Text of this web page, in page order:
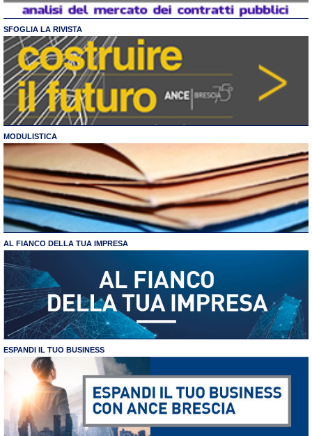
SFOGLIA LA RIVISTA
MODULISTICA
AL FIANCO DELLA TUA IMPRESA
ESPANDI IL TUO BUSINESS